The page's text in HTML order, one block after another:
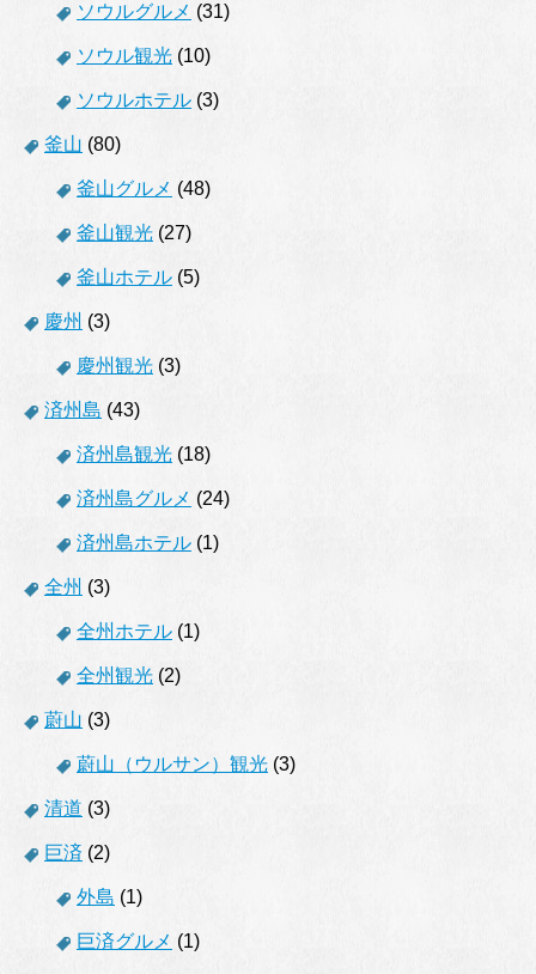
ソウルグルメ (31)
ソウル観光 (10)
ソウルホテル (3)
釜山 (80)
釜山グルメ (48)
釜山観光 (27)
釜山ホテル (5)
慶州 (3)
慶州観光 (3)
済州島 (43)
済州島観光 (18)
済州島グルメ (24)
済州島ホテル (1)
全州 (3)
全州ホテル (1)
全州観光 (2)
蔚山 (3)
蔚山（ウルサン）観光 (3)
清道 (3)
巨済 (2)
外島 (1)
巨済グルメ (1)